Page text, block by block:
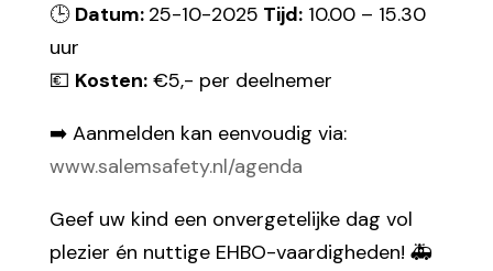
🕒 Datum: 25-10-2025 Tijd:10.00 – 15.30
uur
💶 Kosten:€5,- per deelnemer
➡️ Aanmelden kan eenvoudig via:
www.salemsafety.nl/agenda
Geef uw kind een onvergetelijke dag vol
plezier én nuttige EHBO-vaardigheden! 🚑